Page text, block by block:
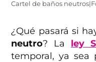
Cartel de baños
¿Qué pasará si
neutro? La ley
temporal, ya sea